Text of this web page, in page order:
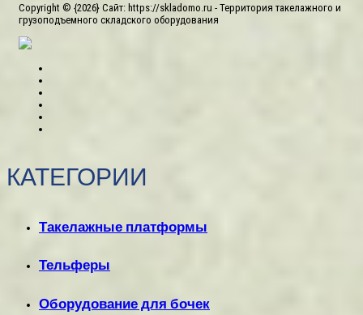
Copyright © {2026} Сайт: https://skladomo.ru - Территория такелажного и
грузоподъемного складского оборудования
КАТЕГОРИИ
Такелажные платформы
Тельферы
Оборудование для бочек